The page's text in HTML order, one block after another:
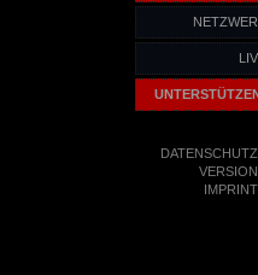
DATENSCHUTZ
VERSION
IMPRINT